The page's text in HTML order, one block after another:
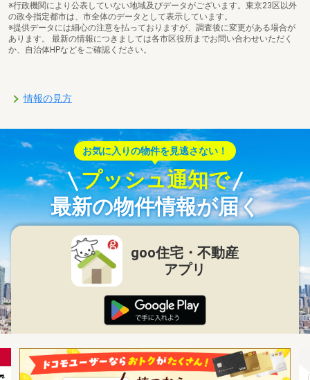
※行政機関により公表していない地域及びデータがございます。東京23区以外
の政令指定都市は、市全体のデータとして表示しています。
※提供データには細心の注意を払っておりますが、調査後に変更がある場合が
あります。 最新の情報につきましては各市区役所までお問い合わせいただく
か、自治体HPなどをご確認ください。
情報の見方
お気に入りの物件を見逃さない！
プッシュ通知で
最新の物件情報が届く
goo住宅・不動産
アプリ